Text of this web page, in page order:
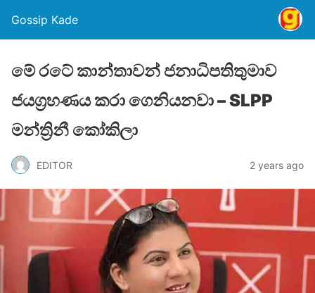
Gossip Kade
මේ රටේ කාන්තාවන් ජනාධිපතිතුමාව
ජයග්‍රහණය කරා ගෙනියනවා – SLPP
මන්ත්‍රිනී කෝකිලා
EDITOR 2 years ago